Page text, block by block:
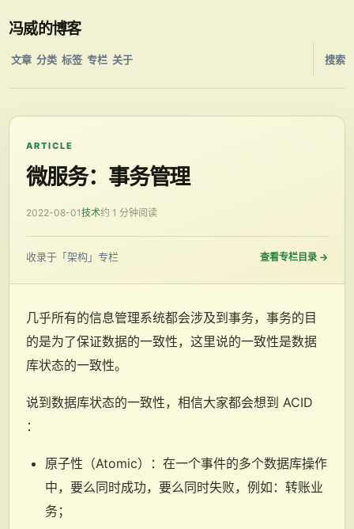
冯威的博客
文章 分类 标签 专栏 关于 搜索
ARTICLE
微服务：事务管理
2022-08-01技术约 1 分钟阅读
收录于「架构」专栏 查看专栏目录 →
几乎所有的信息管理系统都会涉及到事务，事务的目
的是为了保证数据的一致性，这里说的一致性是数据
库状态的一致性。
说到数据库状态的一致性，相信大家都会想到 ACID
：
原子性（Atomic）：在一个事件的多个数据库操作
中，要么同时成功，要么同时失败，例如：转账业
务；